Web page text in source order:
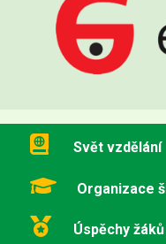
Svět vzdělání
Organizace
Úspěchy žáků